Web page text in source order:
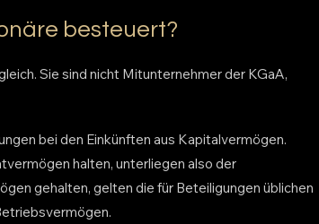
besteuert?
Sie sind nicht Mitunternehmer der KGaA,
bei den Einkünften aus Kapitalvermögen.
halten, unterliegen also der
gehalten, gelten die für Beteiligungen üblichen